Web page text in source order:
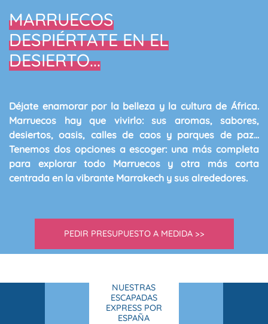
MARRUECOS
DESPIÉRTATE EN EL
DESIERTO...
Déjate enamorar por la belleza y la cultura de África.
Marruecos hay que vivirlo: sus aromas, sabores,
desiertos,oasis, calles de caosy parques de paz...
Tenemos dos opciones a escoger: una más completa
para explorar todo Marruecos y otra más corta
centrada en la vibrante Marrakech y sus alrededores.
PEDIR PRESUPUESTO A MEDIDA >>
NUESTRAS
ESCAPADAS
EXPRESS POR
ESPAÑA